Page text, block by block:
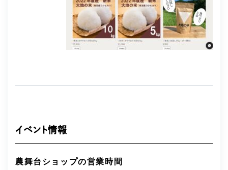
イベント情報
農舞台ショップの営業時間